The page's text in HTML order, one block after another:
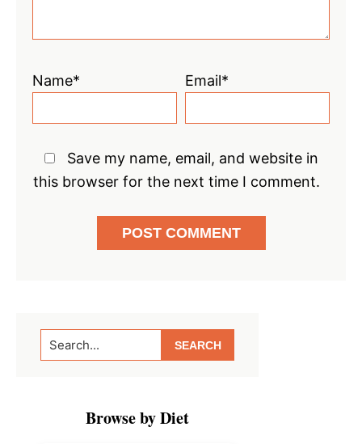
Name* Email*
Save my name, email, and website in
this browser for the next time I comment.
Primary
Sidebar
Search...
Browse by Diet